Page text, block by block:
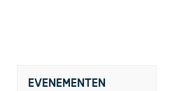
EVENEMENTEN